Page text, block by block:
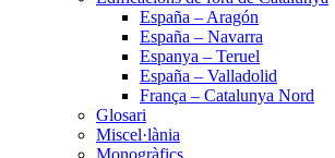
España – Aragón
España – Navarra
Espanya – Teruel
España – Valladolid
França – Catalunya Nord
Glosari
Miscel·lània